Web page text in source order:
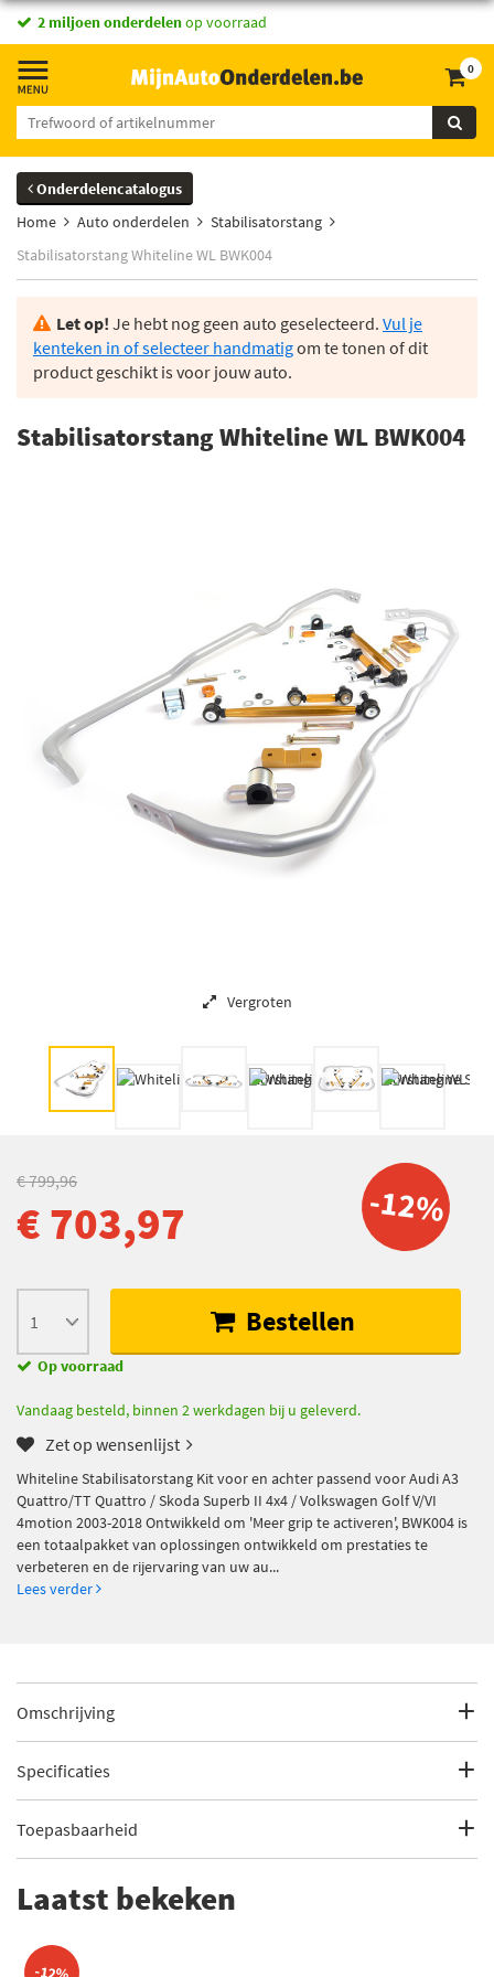
2 miljoen onderdelenop voorraad
0
Onderdelencatalogus
Home
Auto onderdelen
Stabilisatorstang
Stabilisatorstang Whiteline WL BWK004
Let op! Je hebt nog geen auto geselecteerd. Vul je
kenteken in of selecteer handmatigom te tonen of dit
product geschikt is voor jouw auto.
Stabilisatorstang Whiteline WL BWK004
Vergroten
-12%
€ 799,96
€ 703,97
Bestellen
Op voorraad
Vandaag besteld, binnen 2 werkdagen bij u geleverd.
Zet op wensenlijst
Whiteline Stabilisatorstang Kit voor en achter passend voor Audi A3
Quattro/TT Quattro / Skoda Superb II 4x4 / Volkswagen Golf V/VI
4motion 2003-2018 Ontwikkeld om 'Meer grip te activeren', BWK004 is
een totaalpakket van oplossingen ontwikkeld om prestaties te
verbeteren en de rijervaring van uw au...
Lees verder
Omschrijving
Whiteline Stabilisatorstang Kit voor en
achter passend voor Audi A3 Quattro/TT
Quattro / Skoda Superb II 4x4 /
Volkswagen Golf V/VI 4motion 2003-2018
Ontwikkeld om 'Meer grip te activeren', BWK004 is een
verbeteren en de rijervaring van uw auto te verbeteren.
Specificaties
Fabrikantcode
Categorie
Stabilisatorstang kapot? Vervang hem zelf!
Bekijk meer
Toepasbaarheid
A3 (8P1) (2003 - 2013)
Laatst bekeken